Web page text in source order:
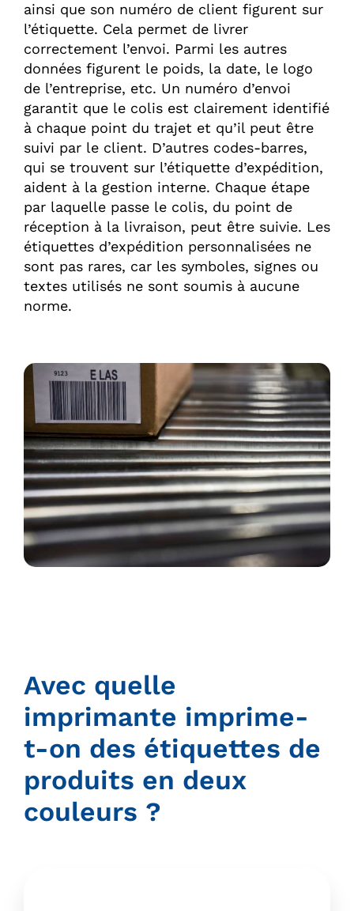
ainsi que son numéro de client figurent sur
l’étiquette. Cela permet de livrer
correctement l’envoi. Parmi les autres
données figurent le poids, la date, le logo
de l’entreprise, etc. Un numéro d’envoi
garantit que le colis est clairement identifié
à chaque point du trajet et qu’il peut être
suivi par le client. D’autres codes-barres,
qui se trouvent sur l’étiquette d’expédition,
aident à la gestion interne. Chaque étape
par laquelle passe le colis, du point de
réception à la livraison, peut être suivie. Les
étiquettes d’expédition personnalisées ne
sont pas rares, car les symboles, signes ou
textes utilisés ne sont soumis à aucune
norme.
Avec quelle
imprimante imprime-
t-on des étiquettes de
produits en deux
couleurs ?